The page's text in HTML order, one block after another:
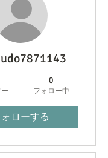
0
フォロー中
ローする